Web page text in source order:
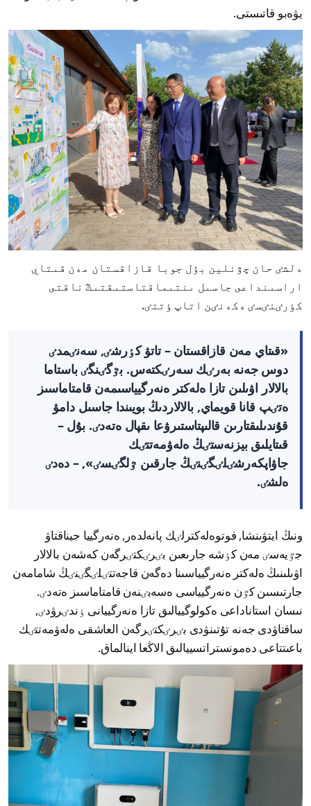
يۋەبو قاتىستى.
ەلشٸ حان چۋنلين بۇل جوبا قازاقستان مەن قىتاي
اراسىنداعى جاسىل ىنتىماقتاستىقتىڭ ناقتى
كٶرٸنٸسٸ ەكەنٸن اتاپ ٶتتٸ.
«قىتاي مەن قازاقستان – تاتۋ كٶرشٸ, سەنٸمدٸ
دوس جەنە بەرٸك سەرٸكتەس. بٷگٸنگٸ باستاما
بالالار اۋىلىن تازا ەلەكتر ەنەرگيياسىمەن قامتاماسىز
ەتٸپ قانا قويماي, بالالاردىڭ بويىندا جاسىل دامۋ
قۇندىلىقتارىن قالىپتاستىرۋعا ىقپال ەتەدٸ. بۇل –
قىتايلىق بيزنەستٸڭ ەلەۋمەتتٸك
جاۋاپكەرشٸلٸگٸنٸڭ جارقىن ٷلگٸسٸ», – دەدٸ
ەلشٸ.
ونىڭ ايتۋىنشا, فوتوەلەكترلٸك پانەلدەر, ەنەرگييا جيناقتاۋ
جٷيەسٸ مەن كٶشە جارىعىن بٸرٸكتٸرگەن كەشەن بالالار
اۋىلىنىڭ ەلەكتر ەنەرگيياسىنا دەگەن قاجەتتٸلٸگٸنٸڭ شامامەن
جارتىسىن كٷن ەنەرگيياسى ەسەبٸنەن قامتاماسىز ەتەدٸ.
نىسان استاناداعى ەكولوگييالىق تازا ەنەرگييانى ٶندٸرۋدٸ,
ساقتاۋدى جەنە تۇتىنۋدى بٸرٸكتٸرگەن العاشقى ەلەۋمەتتٸك
باعىتتاعى دەمونستراتسييالىق الاڭعا اينالماق.